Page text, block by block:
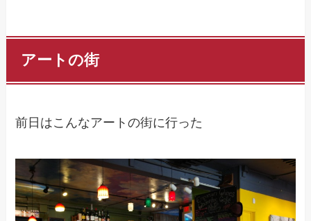
アートの街
前日はこんなアートの街に行った